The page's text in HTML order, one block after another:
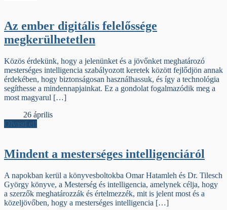
Az ember digitális felelőssége
megkerülhetetlen
Közös érdekünk, hogy a jelenünket és a jövőnket meghatározó
mesterséges intelligencia szabályozott keretek között fejlődjön annak
érdekében, hogy biztonságosan használhassuk, és így a technológia
segíthesse a mindennapjainkat. Ez a gondolat fogalmazódik meg a
most magyarul […]
26 április
Olvasd el!
Mindent a mesterséges intelligenciáról
A napokban kerül a könyvesboltokba Omar Hatamleh és Dr. Tilesch
György könyve, a Mesterség és intelligencia, amelynek célja, hogy
a szerzők meghatározzák és értelmezzék, mit is jelent most és a
közeljövőben, hogy a mesterséges intelligencia […]